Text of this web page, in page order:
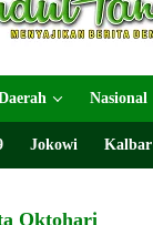
Nasional
Jokowi Kalbar
Oktohari